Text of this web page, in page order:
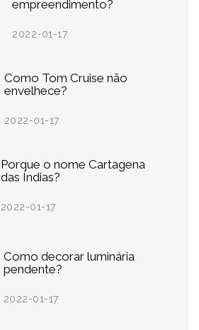
empreendimento?
2022-01-17
Como Tom Cruise não
envelhece?
2022-01-17
Porque o nome Cartagena
das Índias?
2022-01-17
Como decorar luminária
pendente?
2022-01-17